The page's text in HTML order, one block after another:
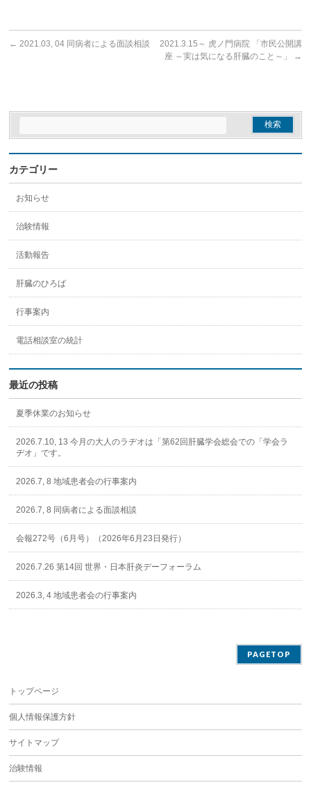
← 2021.03, 04 同病者による面談相談
2021.3.15～ 虎ノ門病院 「市民公開講
座 ～実は気になる肝臓のこと～」
→
カテゴリー
お知らせ
治験情報
活動報告
肝臓のひろば
行事案内
電話相談室の統計
最近の投稿
夏季休業のお知らせ
2026.7.10, 13 今月の大人のラヂオは「第62回肝臓学会総会での「学会ラ
ヂオ」です。
2026.7, 8 地域患者会の行事案内
2026.7, 8 同病者による面談相談
会報272号（6月号）（2026年6月23日発行）
2026.7.26 第14回 世界・日本肝炎デーフォーラム
2026.3, 4 地域患者会の行事案内
PAGETOP
トップページ
個人情報保護方針
サイトマップ
治験情報